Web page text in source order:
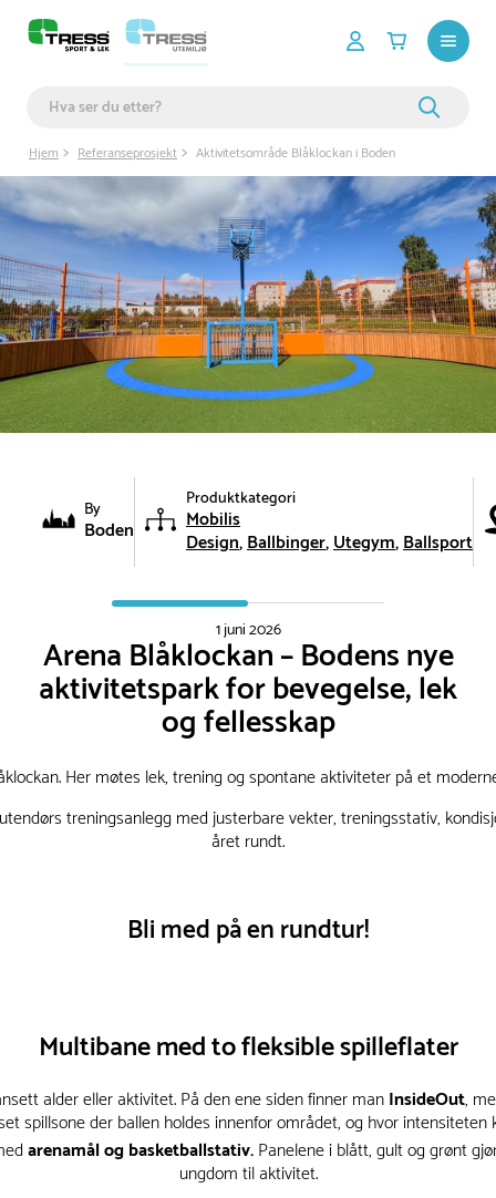
Hjem Referanseprosjekt Aktivitetsområde Blåklockan i Boden
By
Boden
Produktkategori
Mobilis
Design Ballbinger Utegym Ballsport
1 juni 2026
Arena Blåklockan – Bodens nye
aktivitetspark for bevegelse, lek
og fellesskap
Her møtes lek, trening og spontane aktiviteter på et
treningsanlegg med justerbare vekter, treningsstativ,
året rundt.
Bli med på en rundtur!
Multibane med to fleksible spilleflater
alder eller aktivitet. På den ene siden finner manInsideOut,
spillsone der ballen holdes innenfor området, og hvor
arenamålog basketballstativ.Panelene i blått, gult og grønt
ungdom til aktivitet.